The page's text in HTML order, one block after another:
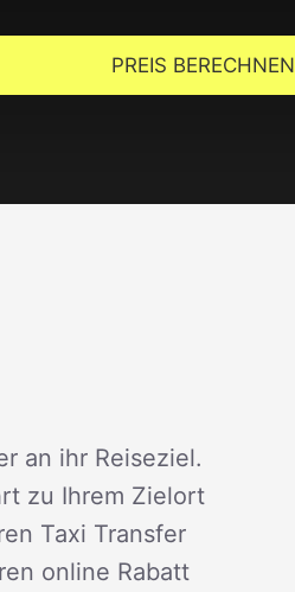
PREIS BERECHNEN
an ihr Reiseziel.
zu Ihrem Zielort
Taxi Transfer
online Rabatt